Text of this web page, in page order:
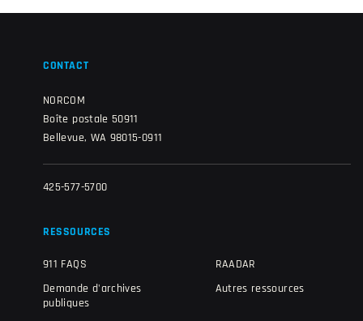
CONTACT
NORCOM
Boîte postale 50911
Bellevue, WA 98015-0911
425-577-5700
RESSOURCES
911 FAQS
Demande d'archives
publiques
RAADAR
Autres ressources